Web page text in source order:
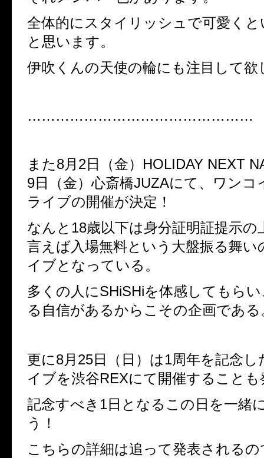
全体的にスタイリッシュで可愛く
と思います。
伊吹くんの天使の輪にも注目して欲
…………………………………………
また8月 2日（金） HOLIDAY NEXT
9日（金）心斎橋JUZAにて、ワンコ
ライブの開催が決定！
なんと 18歳以下は身分証明証提示の
言えば入場無料という大盤振る舞い
イブとなっている。
多くの人にSHiSHiを体感してもら
る自信があるからこその企画である
更に8月 25日（日）は1周年を記念
イブを渋谷REXにて開催すること
記念すべき 1日となるこの日を一緒
う！
こちらの詳細は追って発表される